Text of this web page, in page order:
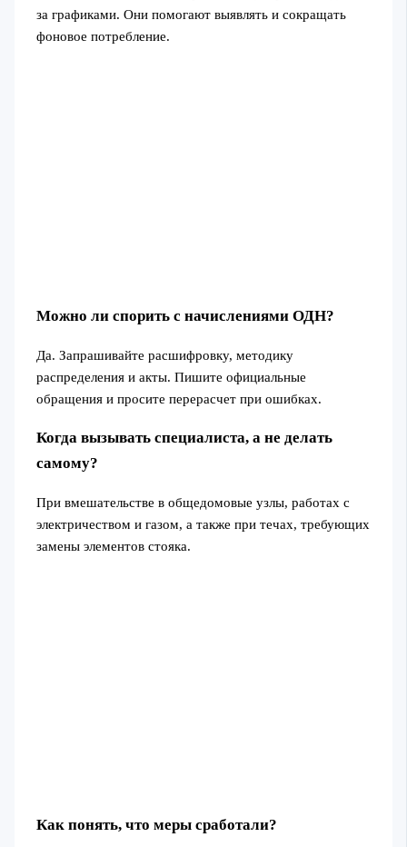
за графиками. Они помогают выявлять и сокращать
фоновое потребление.
Можно ли спорить с начислениями ОДН?
Да. Запрашивайте расшифровку, методику
распределения и акты. Пишите официальные
обращения и просите перерасчет при ошибках.
Когда вызывать специалиста, а не делать
самому?
При вмешательстве в общедомовые узлы, работах с
электричеством и газом, а также при течах, требующих
замены элементов стояка.
Как понять, что меры сработали?